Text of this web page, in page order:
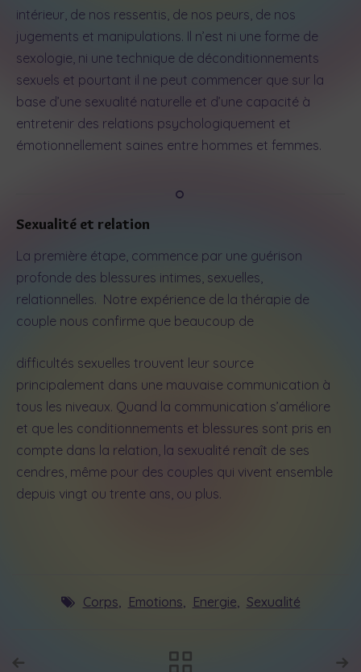
intérieur, de nos ressentis, de nos peurs, de nos
jugements et manipulations. Il n’est ni une forme de
sexologie, ni une technique de déconditionnements
sexuels et pourtant il ne peut commencer que sur la
base d’une sexualité naturelle et d’une capacité à
entretenir des relations psychologiquement et
émotionnellement saines entre hommes et femmes.
Sexualité et relation
La première étape, commence par une guérison
profonde des blessures intimes, sexuelles,
relationnelles. Notre expérience de la thérapie de
couple nous confirme que beaucoup de
difficultés sexuelles trouvent leur source
principalement dans une mauvaise communication à
tous les niveaux. Quand la communication s’améliore
et que les conditionnements et blessures sont pris en
compte dans la relation, la sexualité renaît de ses
cendres, même pour des couples qui vivent ensemble
depuis vingt ou trente ans, ou plus.
Corps, Emotions, Energie, Sexualité